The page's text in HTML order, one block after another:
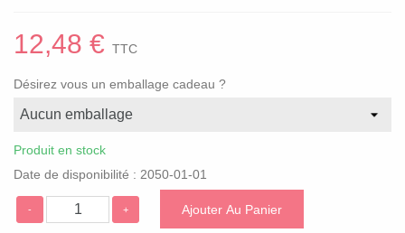
12,48 € TTC
Désirez vous un emballage cadeau ?
Produit en stock
Date de disponibilité : 2050-01-01
- + Ajouter Au Panier